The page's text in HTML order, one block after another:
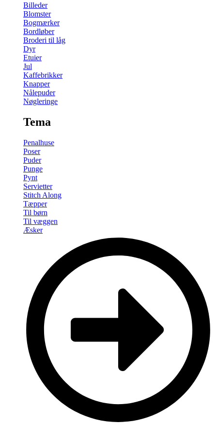
Billeder
Blomster
Bogmærker
Bordløber
Broderi til låg
Dyr
Etuier
Jul
Kaffebrikker
Knapper
Nålepuder
Nøgleringe
Tema
Penalhuse
Poser
Puder
Punge
Pynt
Servietter
Stitch Along
Tæpper
Til børn
Til væggen
Æsker